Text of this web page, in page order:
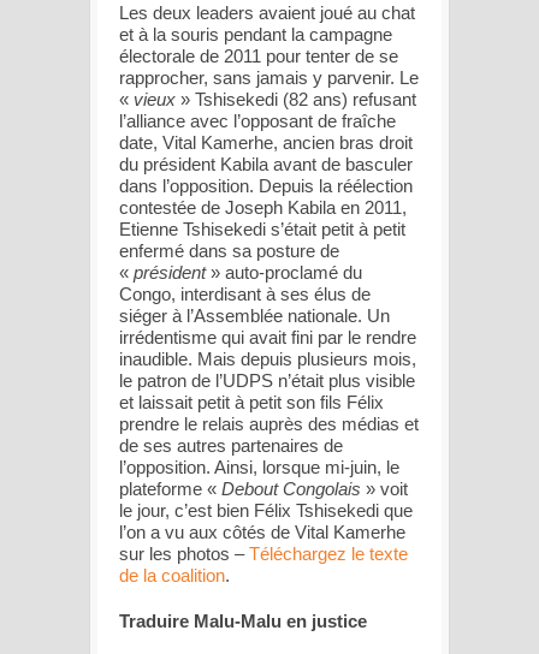
Les deux leaders avaient joué au chat
et à la souris pendant la campagne
électorale de 2011 pour tenter de se
rapprocher, sans jamais y parvenir. Le
« vieux » Tshisekedi (82 ans) refusant
l’alliance avec l’opposant de fraîche
date, Vital Kamerhe, ancien bras droit
du président Kabila avant de basculer
dans l’opposition. Depuis la réélection
contestée de Joseph Kabila en 2011,
Etienne Tshisekedi s’était petit à petit
enfermé dans sa posture de
« président» auto-proclamé du
Congo, interdisant à ses élus de
siéger à l’Assemblée nationale. Un
irrédentisme qui avait fini par le rendre
inaudible. Mais depuis plusieurs mois,
le patron de l’UDPS n’était plus visible
et laissait petit à petit son fils Félix
prendre le relais auprès des médias et
de ses autres partenaires de
l’opposition. Ainsi, lorsque mi-juin, le
plateforme « Debout Congolais » voit
le jour, c’est bien Félix Tshisekedi que
l’on a vu aux côtés de Vital Kamerhe
sur les photos –Téléchargez le texte
de la coalition.
Traduire Malu-Malu en justice